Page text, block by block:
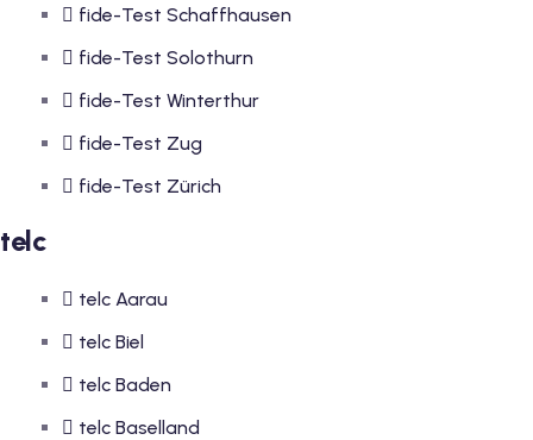
fide-Test Schaffhausen
fide-Test Solothurn
fide-Test Winterthur
fide-Test Zug
fide-Test Zürich
telc
telc Aarau
telc Biel
telc Baden
telc Baselland